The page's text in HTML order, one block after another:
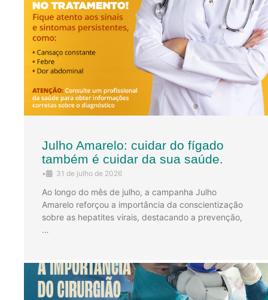
Julho Amarelo: cuidar do fígado
também é cuidar da sua saúde.
• 31 de julho de 2026
Ao longo do mês de julho, a campanha Julho
Amarelo reforçou a importância da conscientização
sobre as hepatites virais, destacando a prevenção,
…